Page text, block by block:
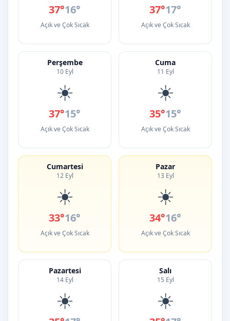
37°16°
Açık ve Çok Sıcak
37°17°
Açık ve Çok Sıcak
Perşembe
10 Eyl
☀️
37°15°
Açık ve Çok Sıcak
Cuma
11 Eyl
☀️
35°15°
Açık ve Çok Sıcak
Cumartesi
12 Eyl
☀️
33°16°
Açık ve Çok Sıcak
Pazar
13 Eyl
☀️
34°16°
Açık ve Çok Sıcak
Pazartesi
14 Eyl
☀️
Salı
15 Eyl
☀️